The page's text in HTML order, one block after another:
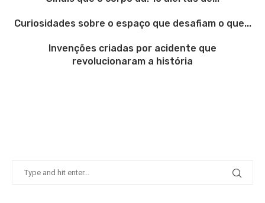
Curiosidades sobre o espaço que desafiam o que...
Invenções criadas por acidente que
revolucionaram a história